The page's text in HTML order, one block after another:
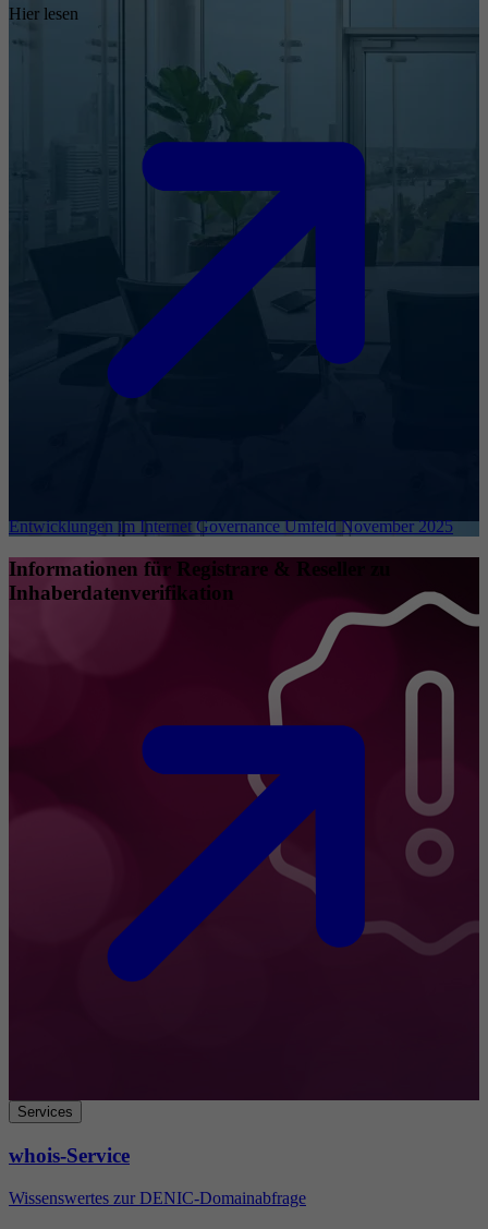
Hier lesen
Entwicklungen im Internet Governance Umfeld November 2025
Informationen für Registrare & Reseller zu
Inhaberdatenverifikation
Services
whois-Service
Wissenswertes zur DENIC-Domainabfrage